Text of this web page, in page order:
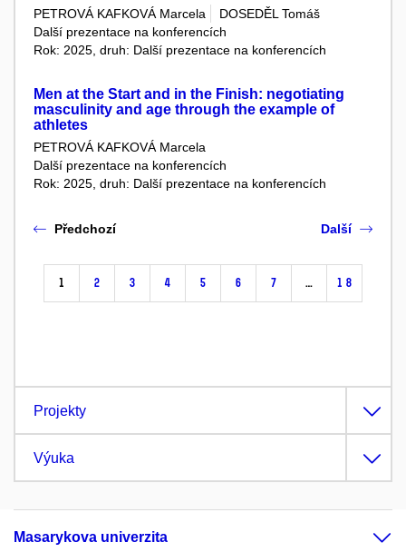
PETROVÁ KAFKOVÁ Marcela
DOSEDĚL Tomáš
Další prezentace na konferencích
Rok: 2025, druh: Další prezentace na konferencích
Men at the Start and in the Finish: negotiating
masculinity and age through the example of
athletes
PETROVÁ KAFKOVÁ Marcela
Další prezentace na konferencích
Rok: 2025, druh: Další prezentace na konferencích
Předchozí
1 2 3 4 5 6 7 … 18
Další
Projekty
Výuka
Masarykova univerzita